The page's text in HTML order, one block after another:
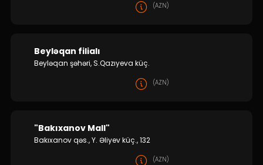
(AZN)
Beyləqan filialı
Beyləqan şəhəri, S.Qazıyeva küç.
(AZN)
"Bakıxanov Mall"
Bakıxanov qəs., Y. Əliyev küç., 132
(AZN)